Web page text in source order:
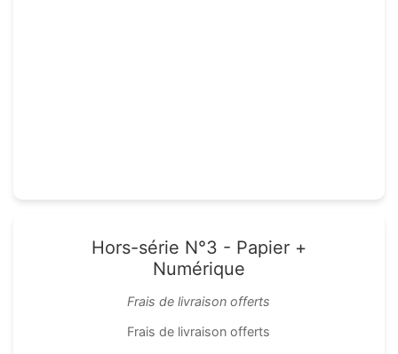
Hors-série N°3 - Papier +
Numérique
Frais de livraison offerts
Frais de livraison offerts